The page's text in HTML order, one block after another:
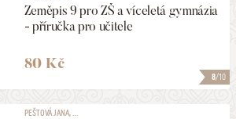
8/10
Zeměpis 9 pro ZŠ a víceletá gymnázia
- příručka pro učitele
80 Kč
PEŠTOVÁ JANA, ...